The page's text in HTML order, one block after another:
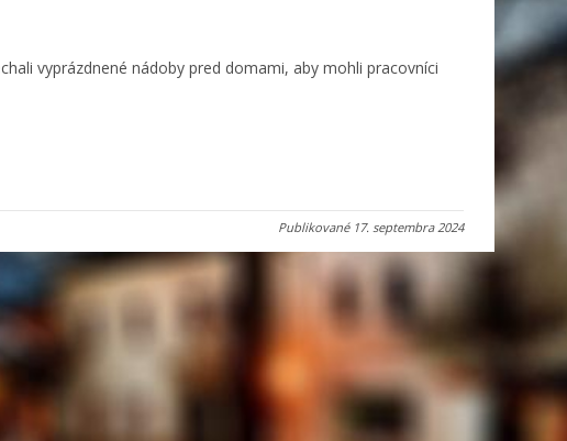
vyprázdnené nádoby pred domami, aby mohli pracovníci
Publikované 17. septembra 2024